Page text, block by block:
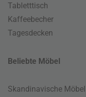
Tabletttisch
Kaffeebecher
Tagesdecken
Beliebte Möbel
Skandinavische Möbel